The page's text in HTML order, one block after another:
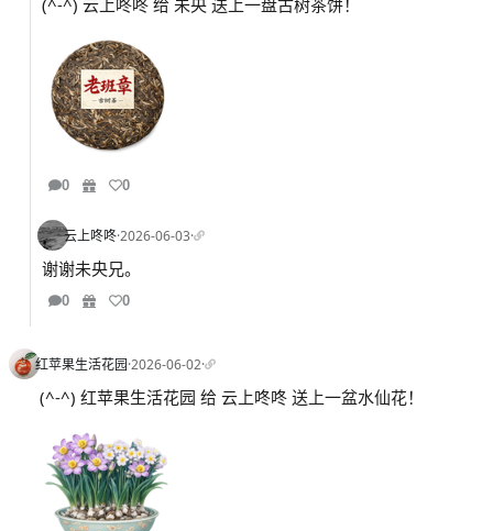
(^-^) 云上咚咚 给 未央 送上一盘古树茶饼！
0 0
云上咚咚·2026-06-03·
谢谢未央兄。
0 0
红苹果生活花园·2026-06-02·
(^-^) 红苹果生活花园 给 云上咚咚 送上一盆水仙花！